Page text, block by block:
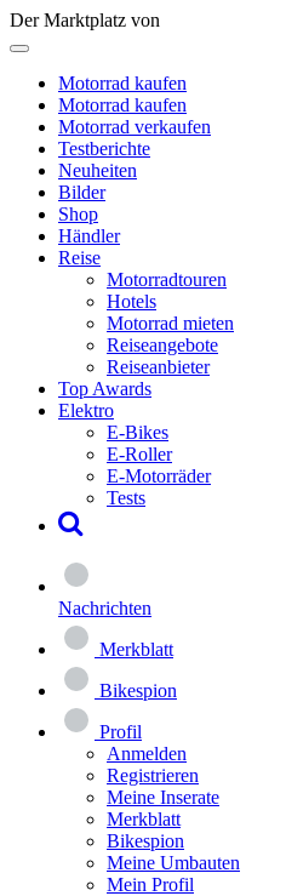
Der Marktplatz von
Motorrad kaufen
Motorrad kaufen
Motorrad verkaufen
Testberichte
Neuheiten
Bilder
Shop
Händler
Reise
Motorradtouren
Hotels
Motorrad mieten
Reiseangebote
Reiseanbieter
Top Awards
Elektro
E-Bikes
E-Roller
E-Motorräder
Tests
Nachrichten
Merkblatt
Bikespion
Profil
Anmelden
Registrieren
Meine Inserate
Merkblatt
Bikespion
Meine Umbauten
Mein Profil